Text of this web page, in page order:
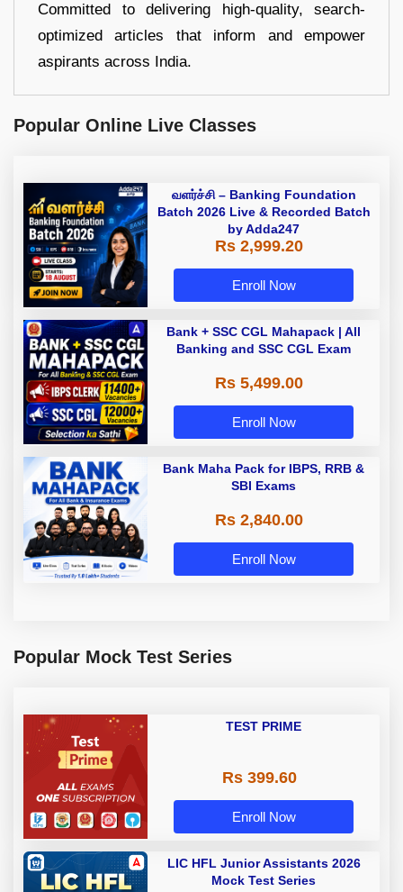
Committed to delivering high-quality, search-
optimized articles that inform and empower
aspirants across India.
Popular Online Live Classes
வளர்ச்சி – Banking Foundation
Batch 2026 Live & Recorded Batch
by Adda247
Rs 2,999.20
Enroll Now
Bank + SSC CGL Mahapack | All
Banking and SSC CGL Exam
Rs 5,499.00
Enroll Now
Bank Maha Pack for IBPS, RRB &
SBI Exams
Rs 2,840.00
Enroll Now
Popular Mock Test Series
TEST PRIME
Rs 399.60
Enroll Now
LIC HFL Junior Assistants 2026
Mock Test Series